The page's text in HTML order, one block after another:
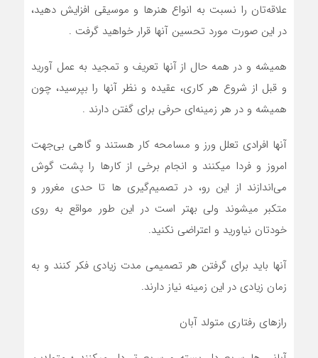
علاقه‌تان را نسبت به انواع هنرها و موسيقي افزايش دهيد،
در اين صورت مورد تحسين آنها قرار خواهيد گرفت .
هميشه و در همه حال از آنها تعريف و تمجيد به عمل آوريد
و قبل از شروع هر کاري، عقيده و نظر آنها را بپرسيد، چون
هميشه و در هر زمينه‌اي حرفي براي گفتن دارند .
آنها افرادي تعلل ورز و مسامحه کار هستند و گاهي بي‌جهت
امروز و فردا ميکنند و انجام برخي از کارها را پشت گوش
می‌اندازند از اين رو، در تصميم‌گيری ها تا حدي مغرور و
متکبر ميشوند ولي بهتر است در اين طور مواقع به روي
خودتان نياوريد و اعتراضي نکنيد.
آنها بايد براي گرفتن هر تصميمي مدت زيادي فکر کنند و به
زمان زيادي در اين زمينه نياز دارند.
رازهای رفتاری متولد آبان